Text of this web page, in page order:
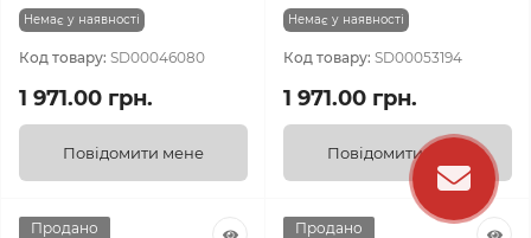
Немає у наявності
Код товару: SD00046080
1 971.00 грн.
Повідомити мене
Немає у наявності
Код товару: SD00053194
1 971.00 грн.
Повідомити мене
Продано Продано